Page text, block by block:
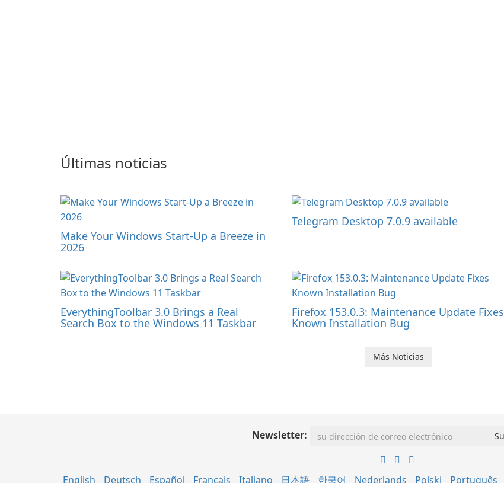
Últimas noticias
Make Your Windows Start-Up a Breeze in
2026
Telegram Desktop 7.0.9 available
EverythingToolbar 3.0 Brings a Real
Search Box to the Windows 11 Taskbar
Firefox 153.0.3: Maintenance Update Fixes
Known Installation Bug
Más Noticias
Newsletter:
English Deutsch Español Français Italiano 日本語 한국어 Nederlands Polski Português